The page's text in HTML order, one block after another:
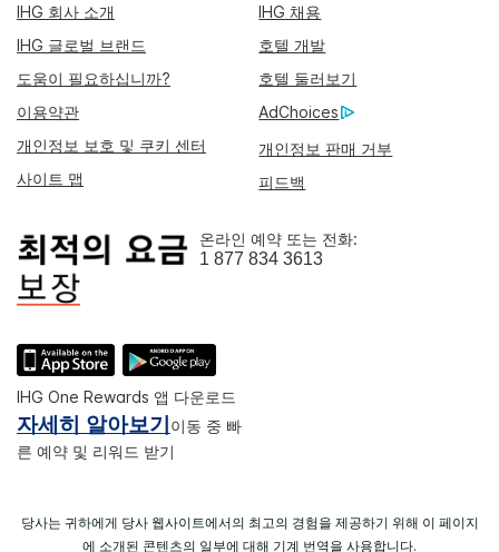
IHG 회사 소개
IHG 채용
IHG 글로벌 브랜드
호텔 개발
도움이 필요하십니까?
호텔 둘러보기
이용약관
AdChoices
개인정보 보호 및 쿠키 센터
개인정보 판매 거부
사이트 맵
피드백
온라인 예약 또는 전화:
1 877 834 3613
IHG One Rewards 앱 다운로드
자세히 알아보기 이동 중 빠
른 예약 및 리워드 받기
당사는 귀하에게 당사 웹사이트에서의 최고의 경험을 제공하기 위해 이 페이지
에 소개된 콘텐츠의 일부에 대해 기계 번역을 사용합니다.